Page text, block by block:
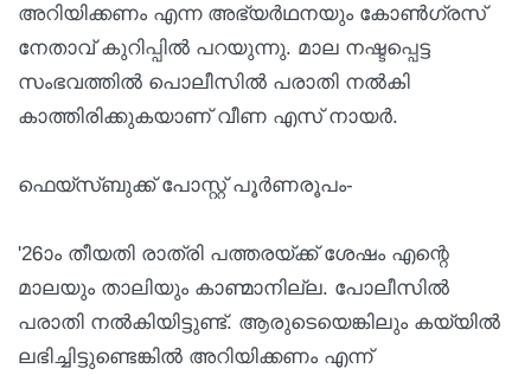
അറിയിക്കണം എന്ന അഭ്യര്‍ഥനയും കോണ്‍ഗ്രസ്
നേതാവ് കുറിപ്പില്‍ പറയുന്നു. മാല നഷ്ടപ്പെട്ട
സംഭവത്തില്‍ പൊലീസില്‍ പരാതി നല്‍കി
കാത്തിരിക്കുകയാണ് വീണ എസ് നായര്‍.
ഫെയ്‌സ്ബുക്ക് പോസ്റ്റ് പൂര്‍ണരൂപം-
'26ാം തീയതി രാത്രി പത്തരയ്ക്ക് ശേഷം എന്റെ
മാലയും താലിയും കാണ്മാനില്ല. പോലീസില്‍
പരാതി നല്‍കിയിട്ടുണ്ട്. ആരുടെയെങ്കിലും കയ്യില്‍
ലഭിച്ചിട്ടുണ്ടെങ്കില്‍ അറിയിക്കണം എന്ന്